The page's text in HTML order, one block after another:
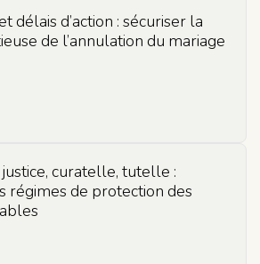
délais d’action : sécuriser la
de l’annulation du mariage
curatelle, tutelle :
régimes de protection des